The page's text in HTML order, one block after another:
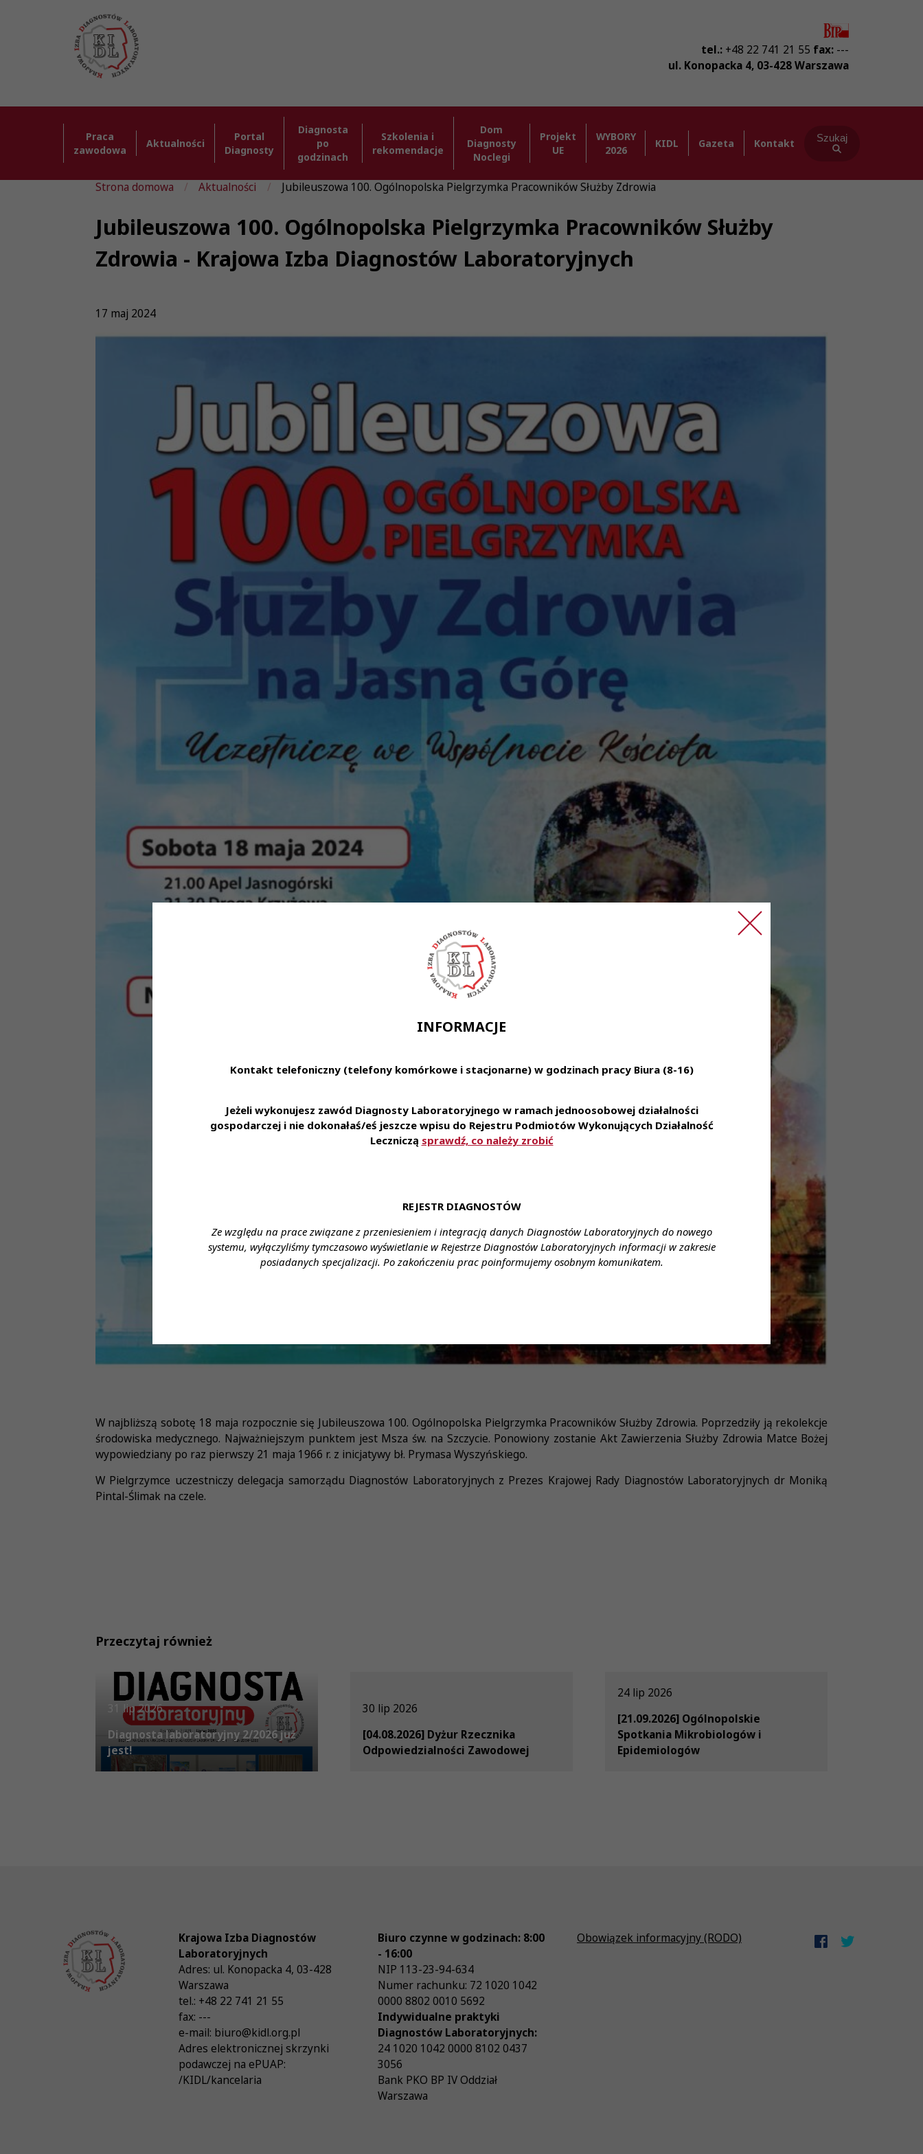
tel.: +48 22 741 21 55 fax: ---
ul. Konopacka 4, 03-428Warszawa
Praca
zawodowa
Aktualności
Portal
Diagnosty
Diagnosta
po
godzinach
Szkolenia i
rekomendacje
Dom
Diagnosty
Noclegi
Projekt
UE
WYBORY
2026
KIDL Gazeta Kontakt Szukaj
INFORMACJE
Kontakt telefoniczny (telefony komórkowe i stacjonarne) w godzinach pracy Biura (8-16)
Jeżeli wykonujesz zawód Diagnosty Laboratoryjnego w ramach jednoosobowej działalności
gospodarczej i nie dokonałaś/eś jeszcze wpisu do Rejestru Podmiotów Wykonujących Działalność
Leczniczą sprawdź, co należy zrobić
REJESTR DIAGNOSTÓW
Ze względu na prace związane z przeniesieniem i integracją danych Diagnostów Laboratoryjnych do nowego
systemu, wyłączyliśmy tymczasowo wyświetlanie w Rejestrze Diagnostów Laboratoryjnych informacji w zakresie
posiadanych specjalizacji. Po zakończeniu prac poinformujemy osobnym komunikatem.
Strona domowa Aktualności Jubileuszowa 100. Ogólnopolska Pielgrzymka Pracowników Służby Zdrowia
Jubileuszowa 100. Ogólnopolska Pielgrzymka Pracowników Służby
Zdrowia - Krajowa Izba Diagnostów Laboratoryjnych
17 maj 2024
W najbliższą sobotę 18 maja rozpocznie się Jubileuszowa 100. Ogólnopolska Pielgrzymka Pracowników Służby Zdrowia. Poprzedziły ją rekolekcje
środowiska medycznego. Najważniejszym punktem jest Msza św. na Szczycie. Ponowiony zostanie Akt Zawierzenia Służby Zdrowia Matce Bożej
wypowiedziany po raz pierwszy 21 maja 1966 r. z inicjatywy bł. Prymasa Wyszyńskiego.
W Pielgrzymce uczestniczy delegacja samorządu Diagnostów Laboratoryjnych z Prezes Krajowej Rady Diagnostów Laboratoryjnych dr Moniką
Pintal-Ślimak na czele.
Przeczytaj również
31 lip 2026
Diagnosta laboratoryjny 2/2026 już
jest!
30 lip 2026
[04.08.2026] Dyżur Rzecznika
Odpowiedzialności Zawodowej
24 lip 2026
[21.09.2026] Ogólnopolskie
Spotkania Mikrobiologów i
Epidemiologów
Krajowa Izba Diagnostów
Laboratoryjnych
Adres: ul. Konopacka 4,03-428
Warszawa
tel.: +48 22 741 21 55
fax: ---
e-mail: biuro@kidl.org.pl
Adres elektronicznej skrzynki
podawczej na ePUAP:
/KIDL/kancelaria
Biuro czynne w godzinach: 8:00
- 16:00
NIP 113-23-94-634
Numer rachunku: 72 1020 1042
0000 8802 0010 5692
Indywidualne praktyki
Diagnostów Laboratoryjnych:
24 1020 1042 0000 8102 0437
3056
Bank PKO BP IV Oddział
Warszawa
Obowiązek informacyjny (RODO)